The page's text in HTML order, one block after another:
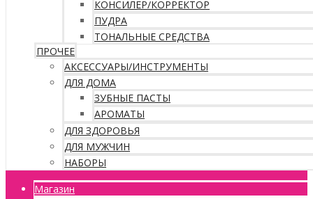
КОНСИЛЕР/КОРРЕКТОР
ПУДРА
ТОНАЛЬНЫЕ СРЕДСТВА
ПРОЧЕЕ
АКСЕССУАРЫ/ИНСТРУМЕНТЫ
ДЛЯ ДОМА
ЗУБНЫЕ ПАСТЫ
АРОМАТЫ
ДЛЯ ЗДОРОВЬЯ
ДЛЯ МУЖЧИН
НАБОРЫ
Магазин